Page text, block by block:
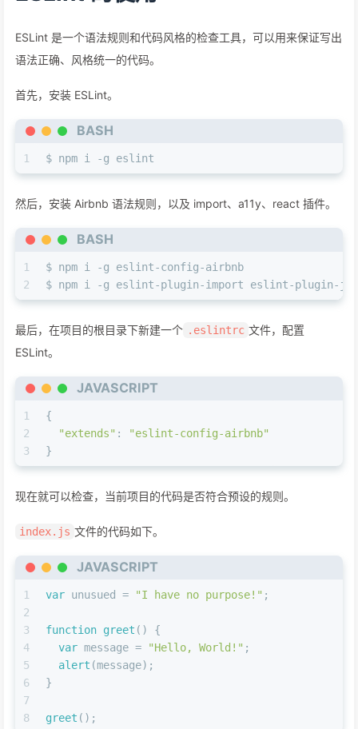
ESLint 是一个语法规则和代码风格的检查工具，可以用来保证写出
语法正确、风格统一的代码。
首先，安装 ESLint。
BASH
1 $ npm i -g eslint
然后，安装 Airbnb 语法规则，以及 import、a11y、react 插件。
BASH
1
2
$ npm i -g eslint-config-airbnb
$ npm i -g eslint-plugin-import eslint-plugin-
最后，在项目的根目录下新建一个 .eslintrc 文件，配置
ESLint。
JAVASCRIPT
1
2
3
{
"extends" :
"eslint-config-airbnb"
}
现在就可以检查，当前项目的代码是否符合预设的规则。
index.js 文件的代码如下。
JAVASCRIPT
1
2
3
4
5
6
7
8
var unusued = "I have no purpose!" ;
function greet ( ) {
var message = "Hello, World!" ;
alert (message);
}
greet ();